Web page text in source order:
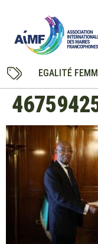
EGALITÉ